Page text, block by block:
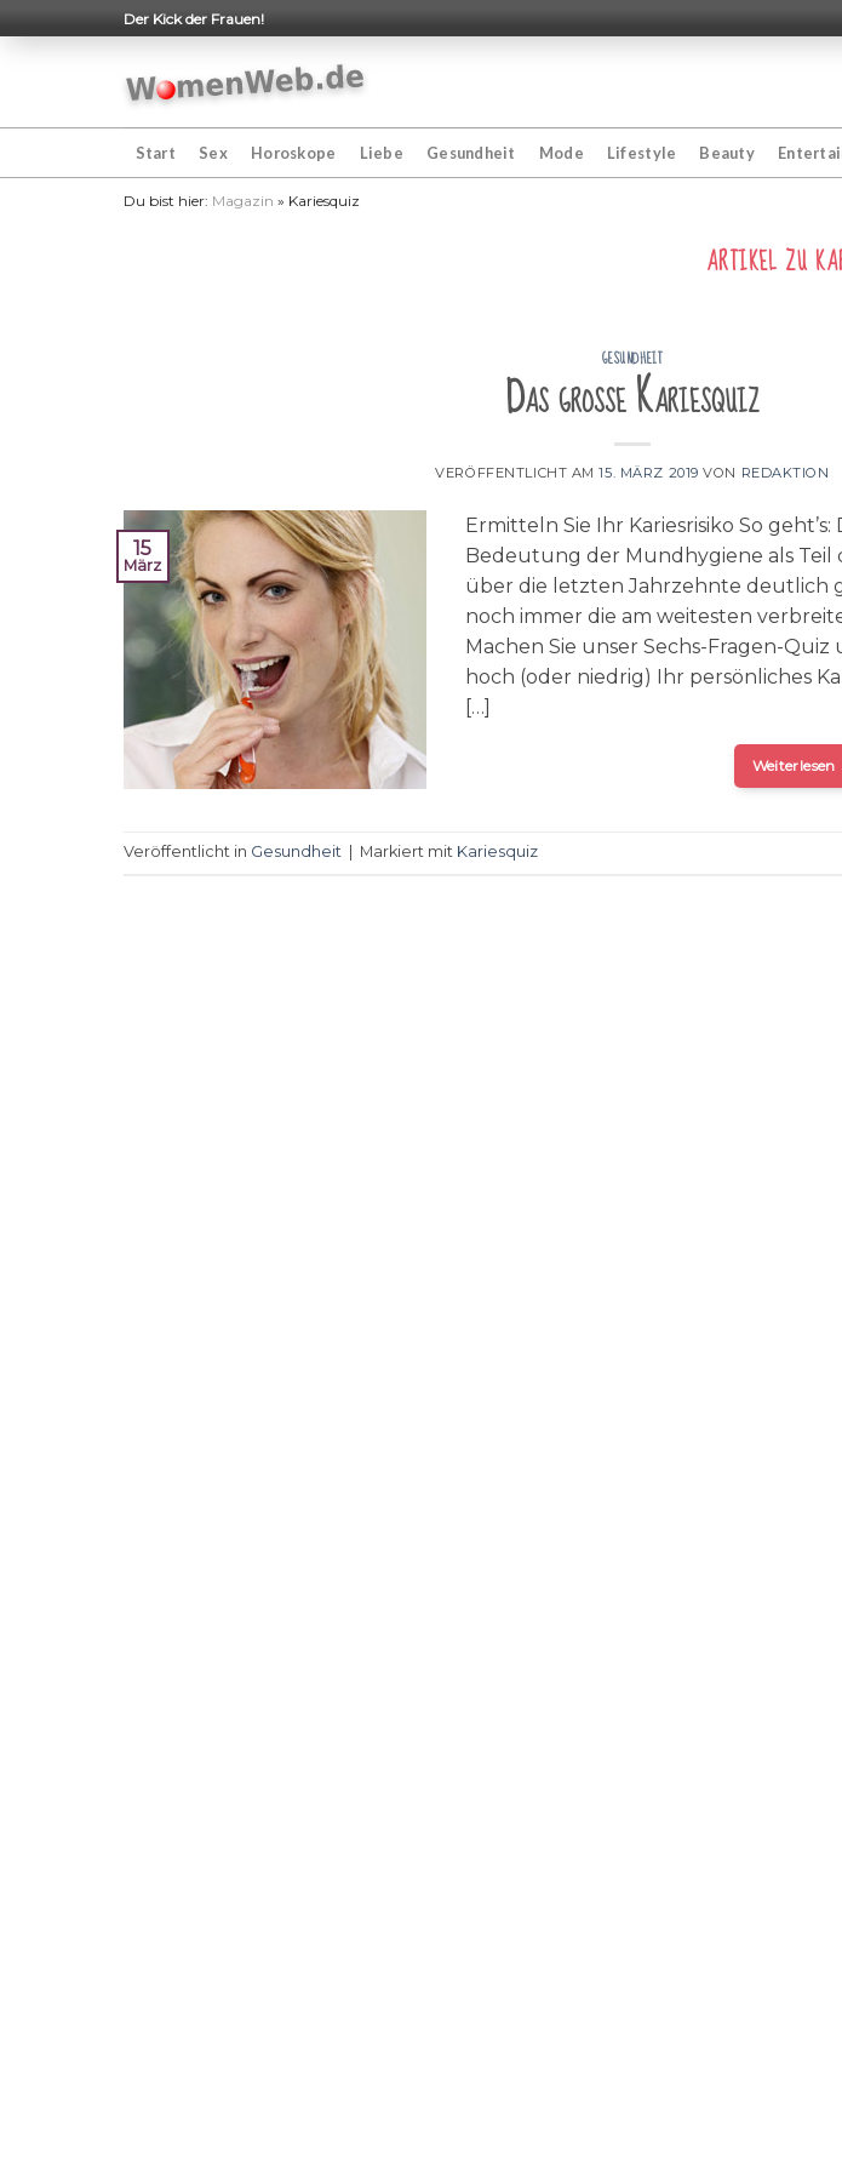
to
Der Kick der Frauen!
Start Sex Horoskope Liebe Gesundheit Mode Lifestyle Beauty
Du bist hier: Magazin » Kariesquiz
ARTIKEL ZU
GESUNDHEIT
Das große Kariesquiz
VERÖFFENTLICHT AM15. MÄRZ 2019 VON REDAKTION
15
März
Ermitteln Sie Ihr Kariesrisiko So
Bedeutung der Mundhygiene als Teil
über die letzten Jahrzehnte deutlich
noch immer die am weitesten
Machen Sie unser Sechs-Fragen-Quiz
hoch (oder niedrig) Ihr persönliches
[…]
Weiterlesen
Veröffentlicht in Gesundheit Markiert mit Kariesquiz